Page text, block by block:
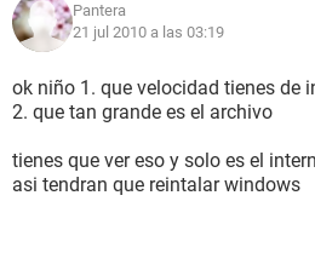
Pantera
21 jul 2010 a las 03:19
ok niño 1. que velocidad tienes de
2. que tan grande es el archivo
tienes que ver eso y solo es el
asi tendran que reintalar windows